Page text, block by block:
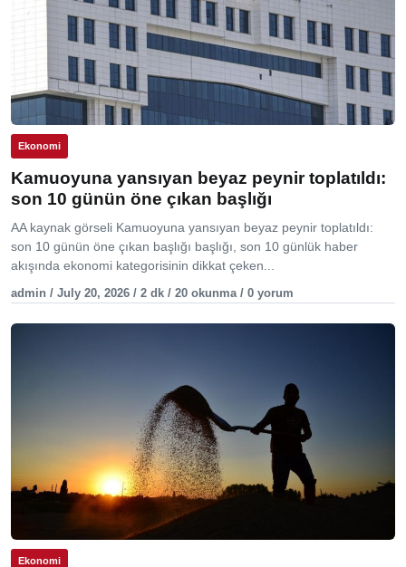
Ekonomi
Kamuoyuna yansıyan beyaz peynir toplatıldı:
son 10 günün öne çıkan başlığı
AA kaynak görseli Kamuoyuna yansıyan beyaz peynir toplatıldı:
son 10 günün öne çıkan başlığı başlığı, son 10 günlük haber
akışında ekonomi kategorisinin dikkat çeken...
admin / July 20, 2026 / 2 dk / 20 okunma / 0 yorum
Ekonomi